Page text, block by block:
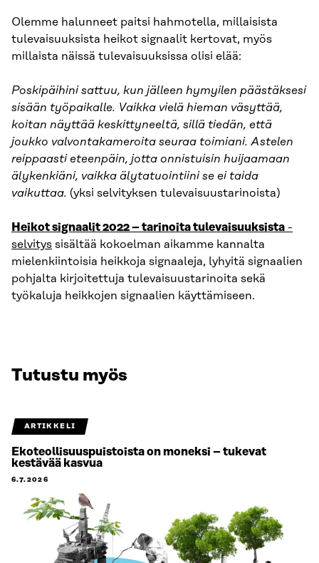
Olemme halunneet paitsi hahmotella, millaisista
tulevaisuuksista heikot signaalit kertovat, myös
millaista näissä tulevaisuuksissa olisi elää:
Poskipäihini sattuu, kun jälleen hymyilen päästäksesi
sisään työpaikalle. Vaikka vielä hieman väsyttää,
koitan näyttää keskittyneeltä, sillä tiedän, että
joukko valvontakameroita seuraa toimiani. Astelen
reippaasti eteenpäin, jotta onnistuisin huijaamaan
älykenkiäni, vaikka älytatuointiini se ei taida
vaikuttaa. (yksi selvityksen tulevaisuustarinoista)
Heikot signaalit 2022 – tarinoita tulevaisuuksista -
selvitys sisältää kokoelman aikamme kannalta
mielenkiintoisia heikkoja signaaleja, lyhyitä signaalien
pohjalta kirjoitettuja tulevaisuustarinoita sekä
työkaluja heikkojen signaalien käyttämiseen.
Tutustu myös
ARTIKKELI
Ekoteollisuuspuistoista on moneksi – tukevat
kestävää kasvua
6.7.2026